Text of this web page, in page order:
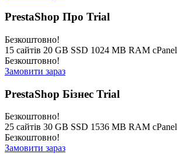
PrestaShop Про Trial
Безкоштовно!
15 сайтів 20 GB SSD 1024 MB RAM cPanel
Безкоштовно!
Замовити зараз
PrestaShop Бізнес Trial
Безкоштовно!
25 сайтів 30 GB SSD 1536 MB RAM cPanel
Безкоштовно!
Замовити зараз